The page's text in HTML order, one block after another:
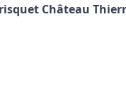
Château